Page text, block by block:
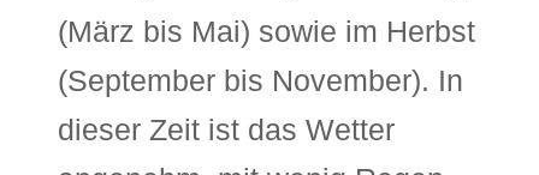
(März bis Mai) sowie im Herbst
(September bis November). In
dieser Zeit ist das Wetter